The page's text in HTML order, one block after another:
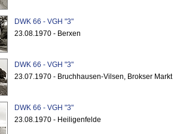
DWK 66 - VGH "3"
23.08.1970 - Berxen
DWK 66 - VGH "3"
23.07.1970 - Bruchhausen-Vilsen, Brokser Markt
DWK 66 - VGH "3"
23.08.1970 - Heiligenfelde